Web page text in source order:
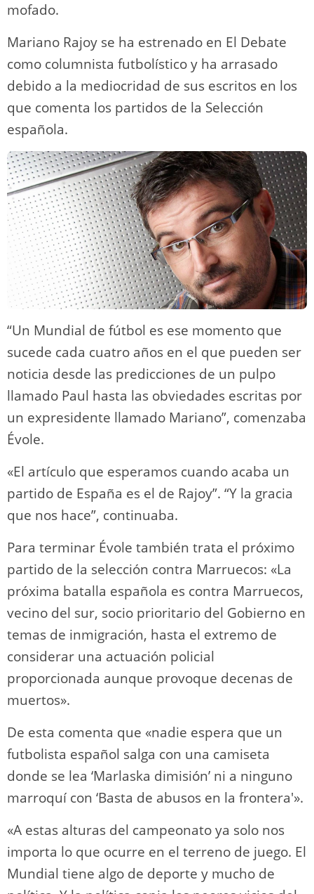
mofado.
Mariano Rajoy se ha estrenado en El Debate
como columnista futbolístico y ha arrasado
debido a la mediocridad de sus escritos en los
que comenta los partidos de la Selección
española.
“Un Mundial de fútbol es ese momento que
sucede cada cuatro años en el que pueden ser
noticia desde las predicciones de un pulpo
llamado Paul hasta las obviedades escritas por
un expresidente llamado Mariano”, comenzaba
Évole.
«El artículo que esperamos cuando acaba un
partido de España es el de Rajoy”. “Y la gracia
que nos hace”, continuaba.
Para terminar Évole también trata el próximo
partido de la selección contra Marruecos: «La
próxima batalla española es contra Marruecos,
vecino del sur, socio prioritario del Gobierno en
temas de inmigración, hasta el extremo de
considerar una actuación policial
proporcionada aunque provoque decenas de
muertos».
De esta comenta que «nadie espera que un
futbolista español salga con una camiseta
donde se lea ‘Marlaska dimisión’ ni a ninguno
marroquí con ‘Basta de abusos en la frontera'».
«A estas alturas del campeonato ya solo nos
importa lo que ocurre en el terreno de juego. El
Mundial tiene algo de deporte y mucho de